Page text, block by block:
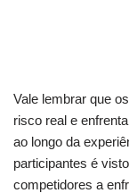
Vale lembrar que
risco real e
ao longo da
participantes é
competidores a